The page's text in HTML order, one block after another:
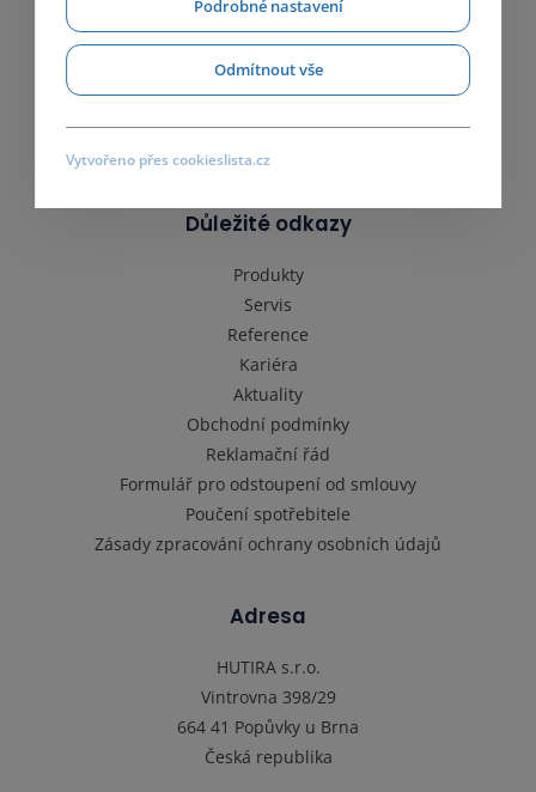
Důležité odkazy
Produkty
Servis
Reference
Kariéra
Aktuality
Obchodní podmínky
Reklamační řád
Formulář pro odstoupení od smlouvy
Poučení spotřebitele
Zásady zpracování ochrany osobních údajů
Adresa
HUTIRA s.r.o.
Vintrovna 398/29
664 41 Popůvky u Brna
Česká republika
Podrobné nastavení
Odmítnout vše
Vytvořeno přes cookieslista.cz